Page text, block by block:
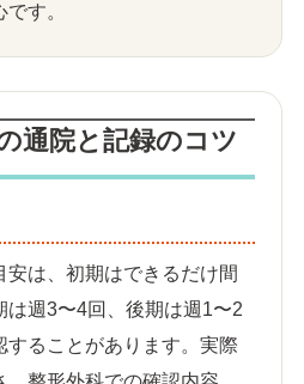
す。
通院と記録のコツ
安は、初期はできるだけ間
は週3〜4回、後期は週1〜2
することがあります。実際